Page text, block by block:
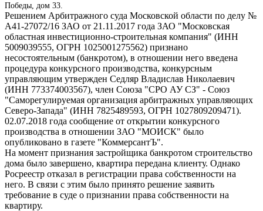
Победы, дом 33.
Решением Арбитражного суда Московской области по делу №
А41-27072/16 ЗАО от 21.11.2017 года ЗАО "Московская
областная инвестиционно-строительная компания" (ИНН
5009039555, ОГРН 1025001275562) признано
несостоятельным (банкротом), в отношении него введена
процедура конкурсного производства, конкурсным
управляющим утвержден Седляр Владислав Николаевич
(ИНН 773374003567), член Союза "СРО АУ СЗ" - Союз
"Саморегулируемая организация арбитражных управляющих
Северо-Запада" (ИНН 7825489593, ОГРН 1027809209471).
02.07.2018 года сообщение от открытии конкурсного
производства в отношении ЗАО "МОИСК" было
опубликовано в газете "КоммерсантЪ".
На момент признания застройщика банкротом строительство
дома было завершено, квартира передана клиенту. Однако
Росреестр отказал в регистрации права собственности на
него. В связи с этим было принято решение заявить
требование в суде о признании права собственности на
квартиру.